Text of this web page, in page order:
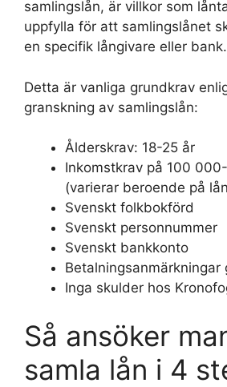
samlingslån, är villkor som
uppfylla för att samlingslånet
en specifik långivare eller bank.
Detta är vanliga grundkrav
granskning av samlingslån:
Ålderskrav: 18-25 år
Inkomstkrav på 100
(varierar beroende på
Svenskt folkbokförd
Svenskt personnummer
Svenskt bankkonto
Inga skulder hos
Så ansöker
samla lån i 4